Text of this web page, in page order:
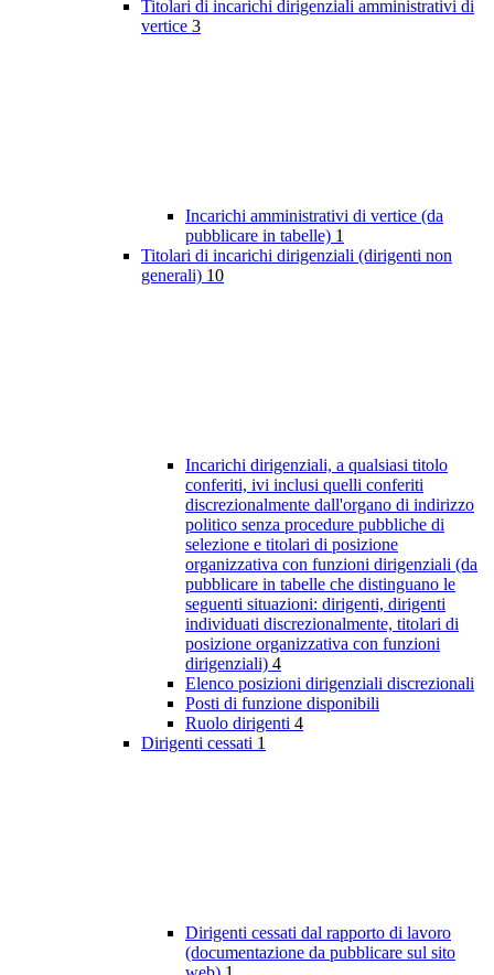
Titolari di incarichi dirigenziali amministrativi di
vertice 3
Incarichi amministrativi di vertice (da
pubblicare in tabelle) 1
Titolari di incarichi dirigenziali (dirigenti non
generali) 10
Incarichi dirigenziali, a qualsiasi titolo
conferiti, ivi inclusi quelli conferiti
discrezionalmente dall'organo di indirizzo
politico senza procedure pubbliche di
selezione e titolari di posizione
organizzativa con funzioni dirigenziali (da
pubblicare in tabelle che distinguano le
seguenti situazioni: dirigenti, dirigenti
individuati discrezionalmente, titolari di
posizione organizzativa con funzioni
dirigenziali) 4
Elenco posizioni dirigenziali discrezionali
Posti di funzione disponibili
Ruolo dirigenti 4
Dirigenti cessati 1
Dirigenti cessati dal rapporto di lavoro
(documentazione da pubblicare sul sito